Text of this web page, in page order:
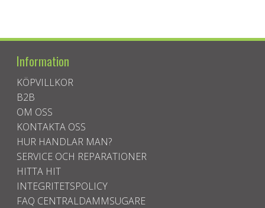
Information
KÖPVILLKOR
B2B
OM OSS
KONTAKTA OSS
HUR HANDLAR MAN?
SERVICE OCH REPARATIONER
HITTA HIT
INTEGRITETSPOLICY
FAQ CENTRALDAMMSUGARE